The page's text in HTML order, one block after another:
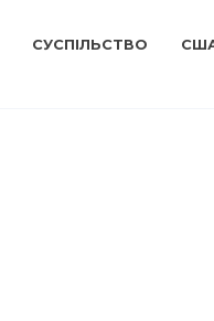
СУСПІЛЬСТВО